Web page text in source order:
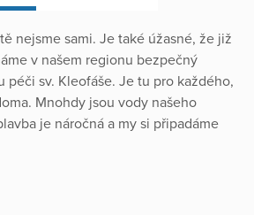
nejsme sami. Je také úžasné, že již
v našem regionu bezpečný
péči sv. Kleofáše. Je tu pro každého,
Mnohdy jsou vody našeho
je náročná a my si připadáme